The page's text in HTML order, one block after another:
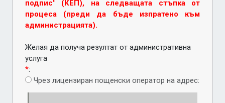
подпис" (КЕП), на следващата стъпка от
процеса (преди да бъде изпратено към
администрацията).
Желая да получа резултат от административна
услуга
*:
Чрез лицензиран пощенски оператор на адрес: